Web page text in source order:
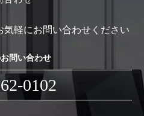
気軽にお問い合わせください
問い合わせ
0102